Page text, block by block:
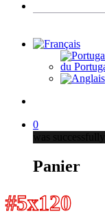
0
was
Panier
#5x120